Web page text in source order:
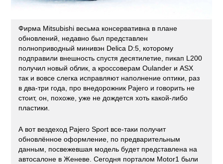
Фирма Mitsubishi весьма консервативна в плане
обновлений, недавно был представлен
полноприводный минивэн Delica D:5, которому
подправили внешность спустя десятилетие, пикап L200
получил новый облик, а кроссоверам Oulander и ASX
так и вовсе слегка исправляют наполнение оптики, раз
в два-три года, про внедорожник Pajero и говорить не
стоит, он, похоже, уже не дождется хоть какой-либо
пластики.
А вот вездеход Pajero Sport все-таки получит
обновлённое оформление, по предварительным
данным, посвежевшая модель будет представлена на
автосалоне в Женеве. Сегодня порталом Motor1 были